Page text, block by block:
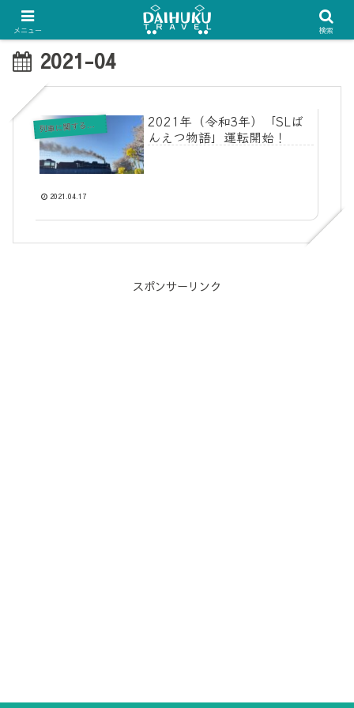
2021-04
列
車に関する情報
2021年（令和3年）「SLば
んえつ物語」運転開始！
2021.04.17
スポンサーリンク
メニュー 検索